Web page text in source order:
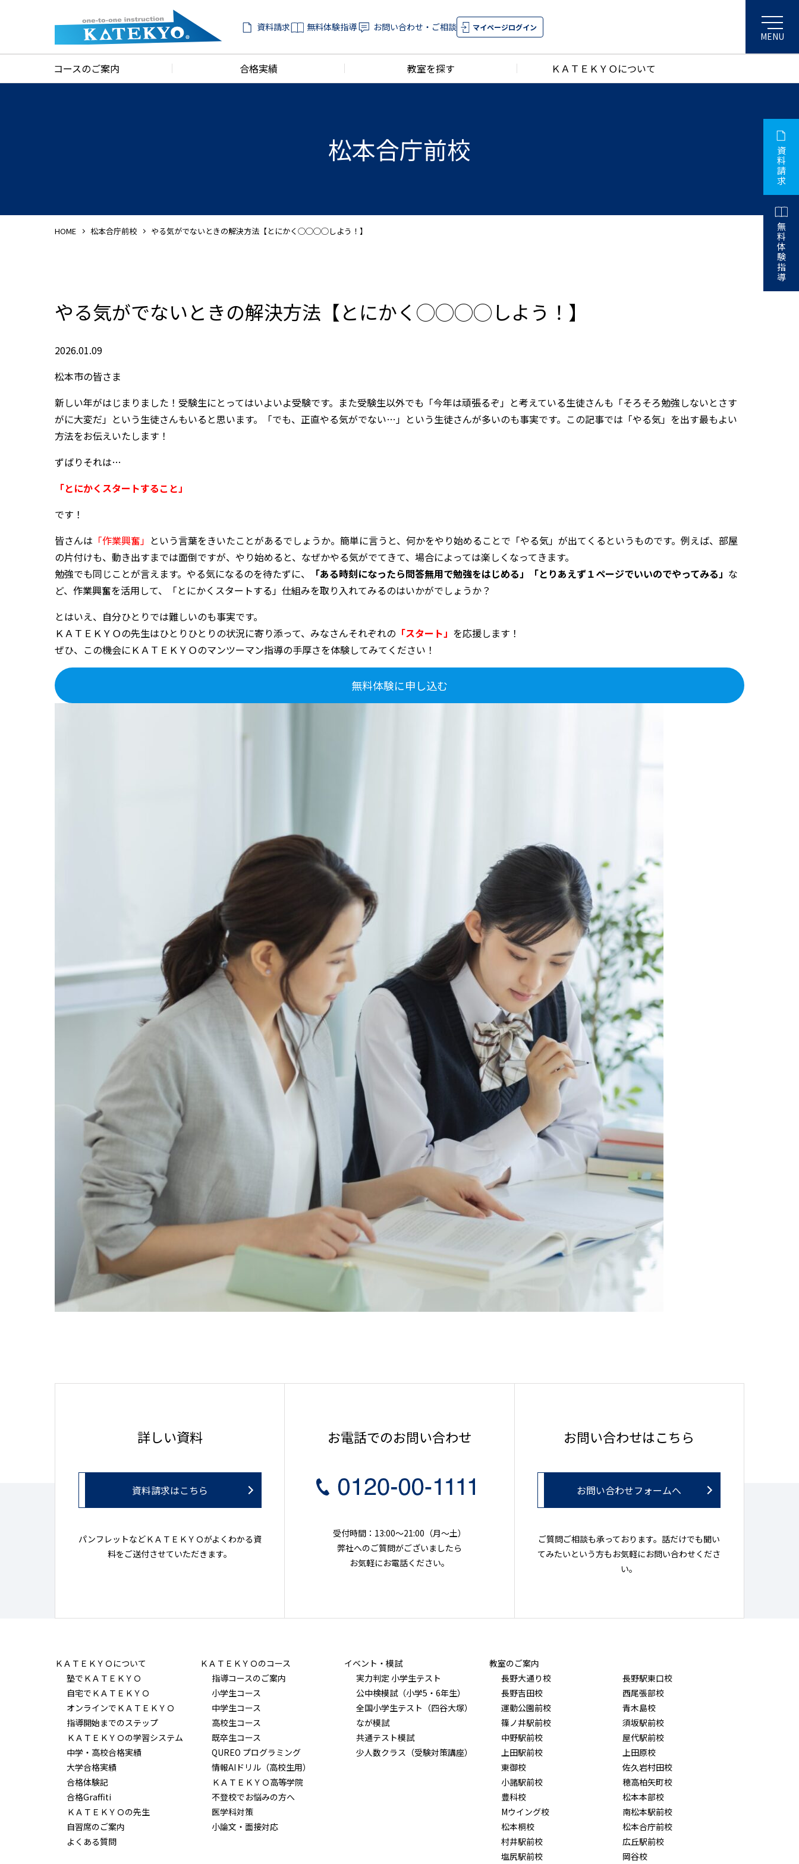
資料請求 無料体験指導 お問い合わせ・ご相談 マイページログイン
コースのご案内 合格実績 教室を探す ＫＡＴＥＫＹＯについて
松本合庁前校
HOME 松本合庁前校 やる気がでないときの解決方法【とにかく◯◯◯◯しよう！】
やる気がでないときの解決方法【とにかく◯◯◯◯しよう！】
2026.01.09
松本市の皆さま
新しい年がはじまりました！受験生にとってはいよいよ受験です。また受験生以外でも「今年は頑張るぞ」と考えている生徒さんも「そろそろ勉強しないとさす
がに大変だ」という生徒さんもいると思います。「でも、正直やる気がでない…」という生徒さんが多いのも事実です。この記事では「やる気」を出す最もよい
方法をお伝えいたします！
ずばりそれは…
「とにかくスタートすること」
です！
皆さんは 「作業興奮」 という言葉をきいたことがあるでしょうか。簡単に言うと、何かをやり始めることで「やる気」が出てくるというものです。例えば、部屋
の片付けも、動き出すまでは面倒ですが、やり始めると、なぜかやる気がでてきて、場合によっては楽しくなってきます。
勉強でも同じことが言えます。やる気になるのを待たずに、
「ある時刻になったら問答無用で勉強をはじめる」「とりあえず１ページでいいのでやってみる」 な
ど、作業興奮を活用して、「とにかくスタートする」仕組みを取り入れてみるのはいかがでしょうか？
とはいえ、自分ひとりでは難しいのも事実です。
ＫＡＴＥＫＹＯの先生はひとりひとりの状況に寄り添って、みなさんそれぞれの 「スタート」 を応援します！
ぜひ、この機会にＫＡＴＥＫＹＯのマンツーマン指導の手厚さを体験してみてください！
無料体験に申し込む
詳しい資料
資料請求はこちら
パンフレットなどＫＡＴＥＫＹＯがよくわかる資
料をご送付させていただきます。
お電話でのお問い合わせ
受付時間：13:00～21:00（月〜土）
弊社へのご質問がございましたら
お気軽にお電話ください。
お問い合わせはこちら
お問い合わせフォームへ
ご質問ご相談も承っております。話だけでも聞い
てみたいという方もお気軽にお問い合わせくださ
い。
ＫＡＴＥＫＹＯについて
塾でＫＡＴＥＫＹＯ
自宅でＫＡＴＥＫＹＯ
オンラインでＫＡＴＥＫＹＯ
指導開始までのステップ
ＫＡＴＥＫＹＯの学習システム
中学・高校合格実績
大学合格実績
合格体験記
合格Graffiti
ＫＡＴＥＫＹＯの先生
自習席のご案内
よくある質問
ＫＡＴＥＫＹＯのコース
指導コースのご案内
小学生コース
中学生コース
高校生コース
既卒生コース
QUREO プログラミング
情報AIドリル（高校生用）
ＫＡＴＥＫＹＯ高等学院
不登校でお悩みの方へ
医学科対策
小論文・面接対応
イベント・模試
実力判定 小学生テスト
公中検模試（小学5・6年生）
全国小学生テスト（四谷大塚）
なが模試
共通テスト模試
少人数クラス（受験対策講座）
教室のご案内
長野大通り校
長野駅東口校
長野吉田校
西尾張部校
運動公園前校
青木島校
篠ノ井駅前校
須坂駅前校
中野駅前校
屋代駅前校
上田駅前校
上田原校
東御校
佐久岩村田校
小諸駅前校
穂高柏矢町校
豊科校
松本本部校
Mウイング校
南松本駅前校
松本桐校
松本合庁前校
村井駅前校
広丘駅前校
塩尻駅前校
岡谷校
資
料
請
求
無
料
体
験
指
導